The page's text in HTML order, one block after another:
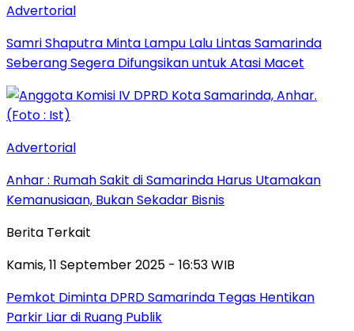
Advertorial
Samri Shaputra Minta Lampu Lalu Lintas Samarinda
Seberang Segera Difungsikan untuk Atasi Macet
Advertorial
Anhar : Rumah Sakit di Samarinda Harus Utamakan
Kemanusiaan, Bukan Sekadar Bisnis
Berita Terkait
Kamis, 11 September 2025 - 16:53 WIB
Pemkot Diminta DPRD Samarinda Tegas Hentikan
Parkir Liar di Ruang Publik